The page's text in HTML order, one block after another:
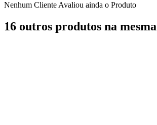
Nenhum Cliente Avaliou ainda o Produto
16 outros produtos na